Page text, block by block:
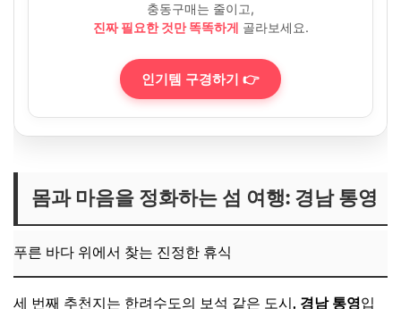
충동구매는 줄이고,
진짜 필요한 것만 똑똑하게 골라보세요.
인기템 구경하기 👉
몸과 마음을 정화하는 섬 여행: 경남 통영
푸른 바다 위에서 찾는 진정한 휴식
세 번째 추천지는 한려수도의 보석 같은 도시, 경남 통영입